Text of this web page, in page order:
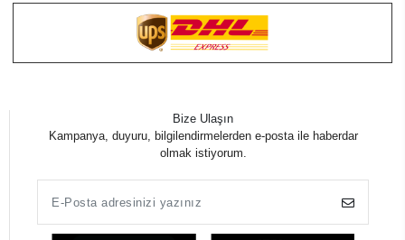
Bize Ulaşın
Kampanya, duyuru, bilgilendirmelerden e-posta ile haberdar
olmak istiyorum.